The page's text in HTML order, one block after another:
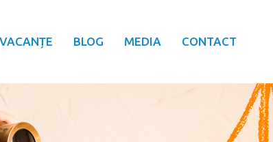
VACANȚE BLOG MEDIA CONTACT